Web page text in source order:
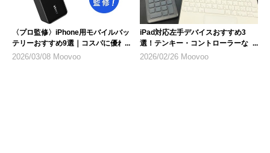
〈プロ監修〉iPhone用モバイルバッ
テリーおすすめ9選｜コスパに優れ
た1台を選ぶ
2026/03/08 Moovoo
iPad対応左手デバイスおすすめ3
選！テンキー・コントローラーな
ど、選び方のポイントも解説
2026/02/26 Moovoo